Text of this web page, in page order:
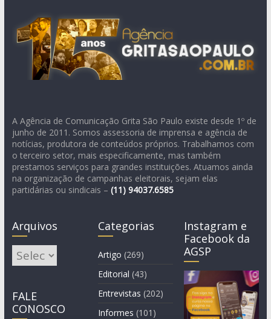
A Agência de Comunicação Grita São Paulo existe desde 1º de
junho de 2011. Somos assessoria de imprensa e agência de
notícias, produtora de conteúdos próprios. Trabalhamos com
o terceiro setor, mais especificamente, mas também
prestamos serviços para grandes instituições. Atuamos ainda
na organização de campanhas eleitorais, sejam elas
partidárias ou sindicais – (11) 94037.6585
Arquivos
Arquivos
FALE
CONOSCO
Categorias
Artigo (269)
Editorial (43)
Entrevistas (202)
Informes (101)
Instagram e
Facebook da
AGSP